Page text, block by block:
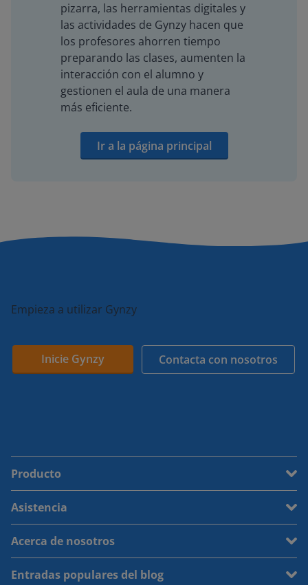
pizarra, las herramientas digitales y
las actividades de Gynzy hacen que
los profesores ahorren tiempo
preparando las clases, aumenten la
interacción con el alumno y
gestionen el aula de una manera
más eficiente.
Ir a la página principal
Empieza a utilizar Gynzy
Inicie Gynzy Contacta con nosotros
Producto
Asistencia
Acerca de nosotros
Entradas populares del blog